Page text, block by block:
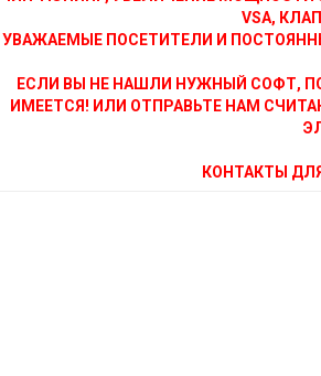
VSA,
УВАЖАЕМЫЕ ПОСЕТИТЕЛИ И
ЕСЛИ ВЫ НЕ НАШЛИ НУЖНЫЙ СОФТ,
ИМЕЕТСЯ! ИЛИ ОТПРАВЬТЕ НАМ
КОНТАКТЫ